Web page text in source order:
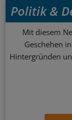
Politik &
Mit diesem
Geschehen
Hintergründen